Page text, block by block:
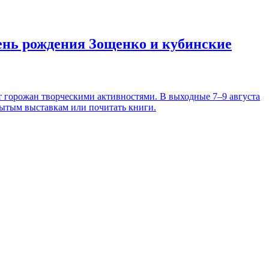
рождения Зощенко и кубинские
творческими активностями. В выходные 7–9 августа
выставкам или почитать книги.